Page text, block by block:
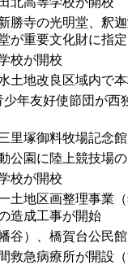
勝寺の光明堂、釈
が重要文化財に指定
校が開校
土地改良区域内で
少年友好使節団が西
里塚御料牧場記念
公園に陸上競技場
校が開校
土地区画整理事業
造成工事が開始
谷）、橋賀台公民
救急病療所が開設